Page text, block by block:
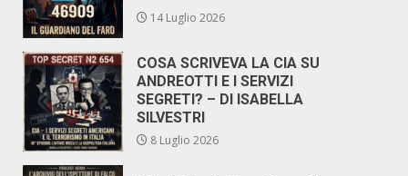
14 Luglio 2026
COSA SCRIVEVA LA CIA SU
ANDREOTTI E I SERVIZI
SEGRETI? – DI ISABELLA
SILVESTRI
8 Luglio 2026